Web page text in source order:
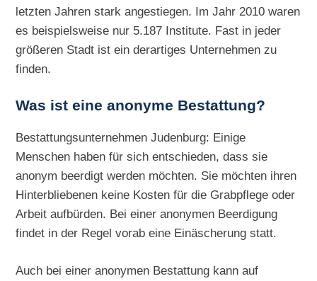
letzten Jahren stark angestiegen. Im Jahr 2010 waren
es beispielsweise nur 5.187 Institute. Fast in jeder
größeren Stadt ist ein derartiges Unternehmen zu
finden.
Was ist eine anonyme Bestattung?
Bestattungsunternehmen Judenburg: Einige
Menschen haben für sich entschieden, dass sie
anonym beerdigt werden möchten. Sie möchten ihren
Hinterbliebenen keine Kosten für die Grabpflege oder
Arbeit aufbürden. Bei einer anonymen Beerdigung
findet in der Regel vorab eine Einäscherung statt.
Auch bei einer anonymen Bestattung kann auf